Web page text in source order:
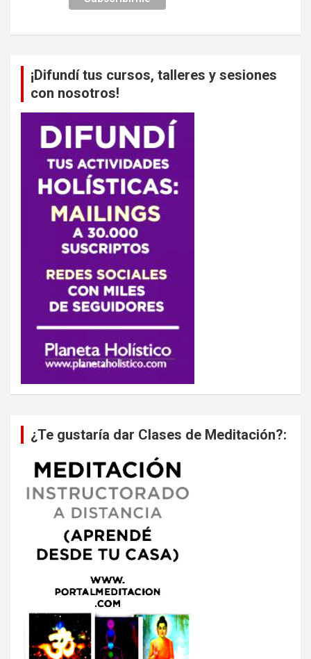
¡Difundí tus cursos, talleres y sesiones
con nosotros!
¿Te gustaría dar Clases de Meditación?: